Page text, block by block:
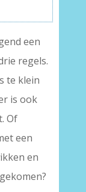
een
regels.
te klein
is ook
Of
een
en